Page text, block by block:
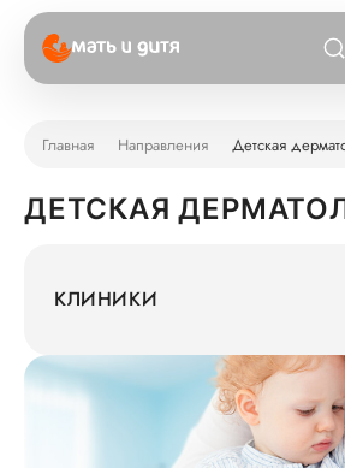
Главная Направления Детская
ДЕТСКАЯ
КЛИНИКИ